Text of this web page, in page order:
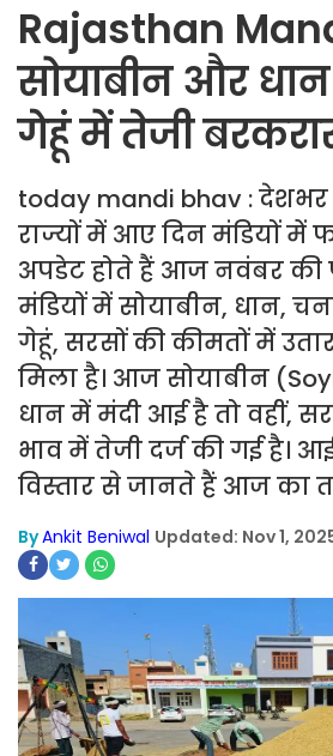
Rajasthan
सोयाबीन और धान
गेहूं में तेजी
today mandi bhav :
राज्यों में आए दिन मंडियों में
अपडेट होते हैं आज नवंबर की
मंडियों में सोयाबीन, धान,
गेहूं, सरसों की कीमतों में
मिला है। आज सोयाबीन
धान में मंदी आई है तो वहीं,
भाव में तेजी दर्ज की गई है।
विस्तार से जानते हैं आज का
ByAnkit Beniwal Updated: Nov 1,